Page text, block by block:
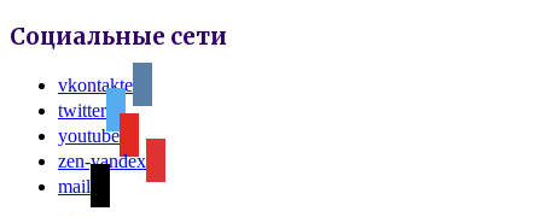
Социальные сети
vkontakte
twitter
youtube
zen-yandex
mail